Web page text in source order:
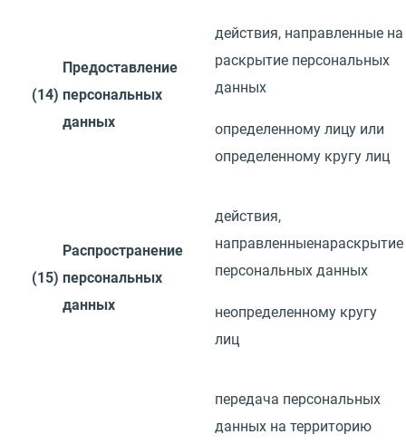
(14)
Предоставление
персональных
данных
действия, направленные на
раскрытие персональных
данных
определенному лицу или
определенному кругу лиц
(15)
Распространение
персональных
данных
действия,
направленныенараскрытие
персональных данных
неопределенному кругу
лиц
передача персональных
данных на территорию